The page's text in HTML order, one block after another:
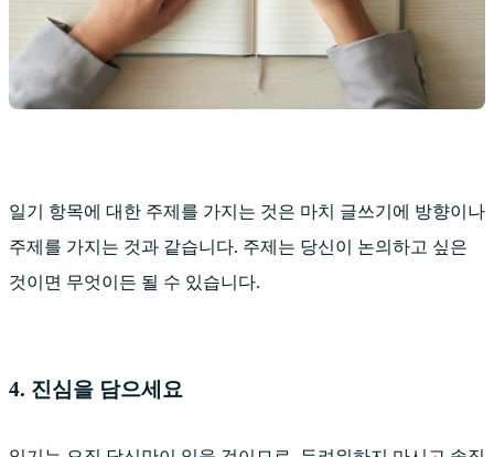
일기 항목에 대한 주제를 가지는 것은 마치 글쓰기에 방향이나
주제를 가지는 것과 같습니다. 주제는 당신이 논의하고 싶은
것이면 무엇이든 될 수 있습니다.
4. 진심을 담으세요